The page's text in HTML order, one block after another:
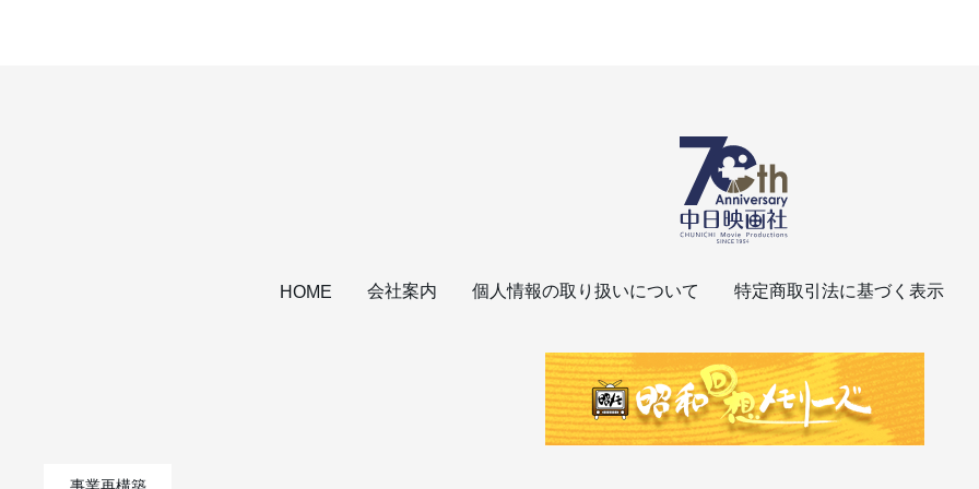
HOME 会社案内 個人情報の取り扱いについて 特定商取引法に基づく表示